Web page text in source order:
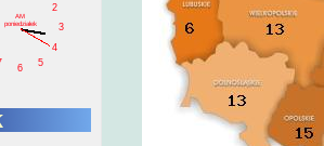
2
3
4
5
6
AM
poniedziałek